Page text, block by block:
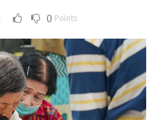
0 Points